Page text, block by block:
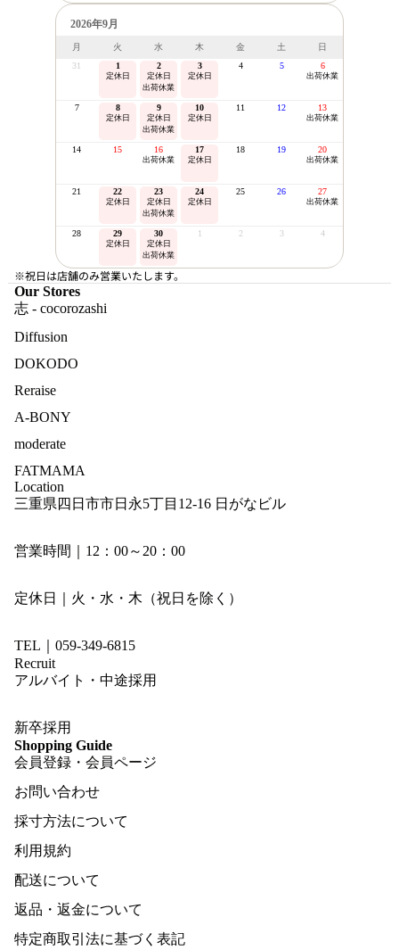
2026年9月
月 火 水 木 金 土
日
31
1
定休日
2
定休日
出荷休業
3
定休日
4 5 6
出荷休業
7 8
定休日
9
定休日
出荷休業
10
定休日
11 12 13
出荷休業
14 15 16
出荷休業
17
定休日
18 19 20
出荷休業
21 22
定休日
23
定休日
出荷休業
24
定休日
25 26 27
出荷休業
28 29
定休日
30
定休日
出荷休業
1 2 3 4
※祝日は店舗のみ営業いたします。
Our Stores
志 - cocorozashi
Diffusion
DOKODO
Reraise
A-BONY
moderate
FATMAMA
Location
三重県四日市市日永5丁目12-16 日がなビル
営業時間｜12：00～20：00
定休日｜火・水・木（祝日を除く）
TEL｜059-349-6815
Recruit
アルバイト・中途採用
新卒採用
Shopping Guide
会員登録・会員ページ
お問い合わせ
採寸方法について
利用規約
配送について
返品・返金について
特定商取引法に基づく表記